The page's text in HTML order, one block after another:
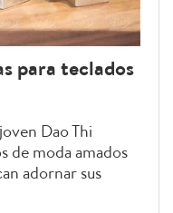
para teclados
Dao Thi
de moda amados
adornar sus